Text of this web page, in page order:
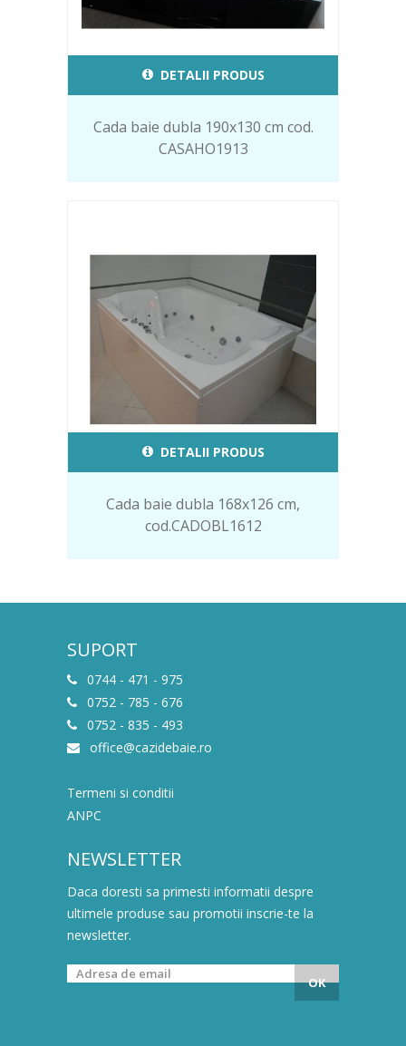
DETALII PRODUS
Cada baie dubla 190x130 cm cod.
CASAHO1913
DETALII PRODUS
Cada baie dubla 168x126 cm,
cod.CADOBL1612
SUPORT
0744 - 471 - 975
0752 - 785 - 676
0752 - 835 - 493
office@cazidebaie.ro
Termeni si conditii
ANPC
NEWSLETTER
Daca doresti sa primesti informatii despre
ultimele produse sau promotii inscrie-te la
newsletter.
OK